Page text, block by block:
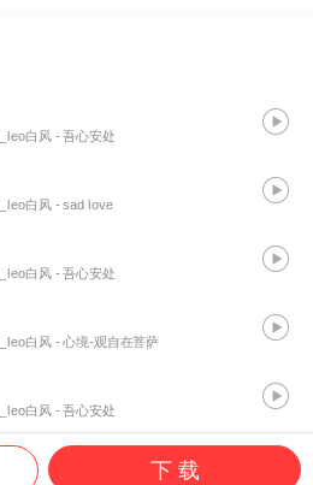
白风 - 吾心安处
白风 - sad love
白风 - 吾心安处
白风 - 心境-观自在菩萨
白风 - 吾心安处
下 载